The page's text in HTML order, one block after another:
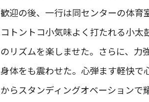
歓迎の後、一行は同センターの体育
コトントコ小気味よく打たれる小
のリズムを楽しませた。さらに、力
身体をも震わせた。心弾ます軽快で
からスタンディングオベーションで